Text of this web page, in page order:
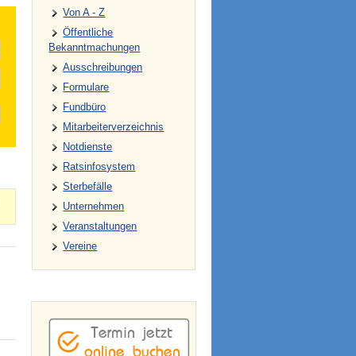
Von A - Z
Öffentliche
Bekanntmachungen
Ausschreibungen
Formulare
Fundbüro
Mitarbeiterverzeichnis
Notdienste
Ratsinfosystem
Sterbefälle
Unternehmen
Veranstaltungen
Vereine